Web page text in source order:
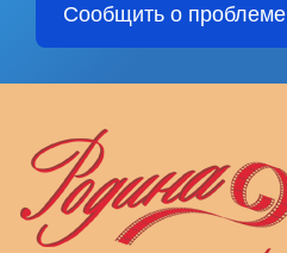
Сообщить о проблеме